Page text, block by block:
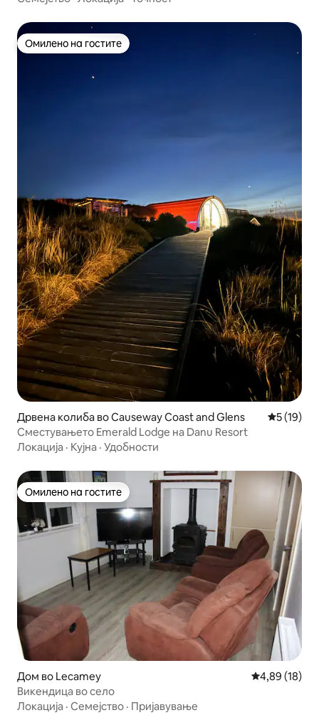
Омилено на гостите
Омилено на гостите
Дрвена колиба во Causeway Coast and Glens Просечна
5 (19)
Сместувањето Emerald Lodge на Danu Resort
Локација · Кујна · Удобности
Омилено на гостите
Омилено на гостите
Дом во Lecamey Просечна
4,89 (18)
Викендица во село
Локација · Семејство · Пријавување